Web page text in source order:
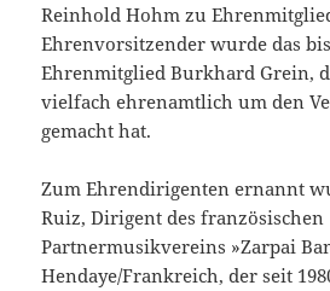
Reinhold Hohm zu
Ehrenvorsitzender wurde das
Ehrenmitglied Burkhard Grein,
vielfach ehrenamtlich um den
gemacht hat.
Zum Ehrendirigenten ernannt
Ruiz, Dirigent des französischen
Partnermusikvereins »Zarpai
Hendaye/Frankreich, der seit